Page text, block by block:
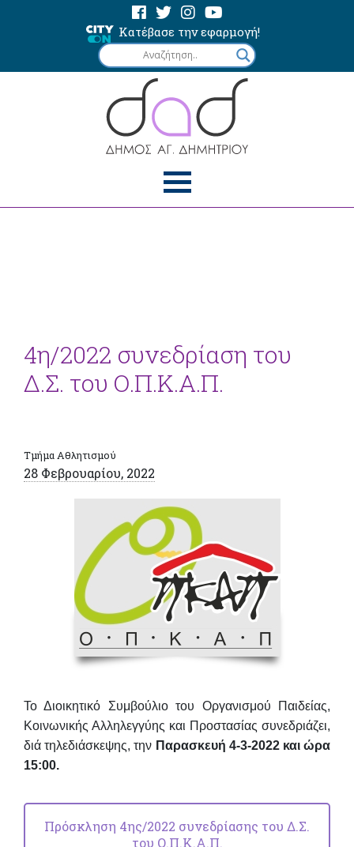
Κατέβασε την εφαρμογή!
4η/2022 συνεδρίαση του
Δ.Σ. του Ο.Π.Κ.Α.Π.
Τμήμα Αθλητισμού
28 Φεβρουαρίου, 2022
Το Διοικητικό Συμβούλιο του Οργανισμού Παιδείας,
Κοινωνικής Αλληλεγγύης και Προστασίας συνεδριάζει,
διά τηλεδιάσκεψης, την Παρασκευή 4-3-2022 και ώρα
15:00.
Πρόσκληση 4ης/2022 συνεδρίασης του Δ.Σ.
του Ο.Π.Κ.Α.Π.